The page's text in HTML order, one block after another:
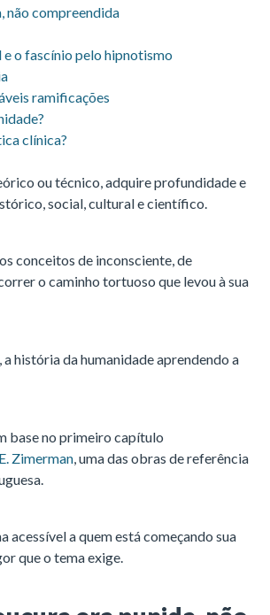
não compreendida
o fascínio pelo hipnotismo
ramificações
clínica?
ou técnico, adquire profundidade e
social, cultural e científico.
conceitos de inconsciente, de
o caminho tortuoso que levou à sua
história da humanidade aprendendo a
base no primeiro capítulo
Zimerman, uma das obras de referência
a quem está começando sua
que o tema exige.